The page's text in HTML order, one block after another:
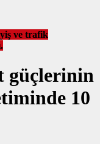
ve trafik
güçlerinin
10